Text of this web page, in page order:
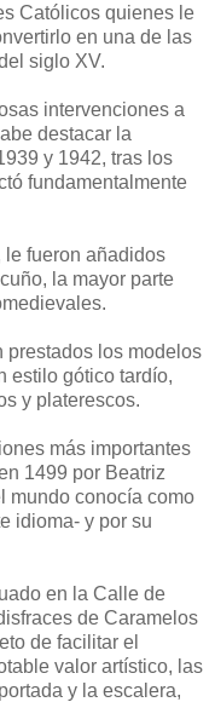
Católicos quienes le
en una de las
siglo XV.
intervenciones a
destacar la
y 1942, tras los
fundamentalmente
le fueron añadidos
la mayor parte
prestados los modelos
estilo gótico tardío,
y platerescos.
más importantes
1499 por Beatriz
mundo conocía como
idioma- y por su
en la Calle de
de Caramelos
de facilitar el
valor artístico, las
y la escalera,